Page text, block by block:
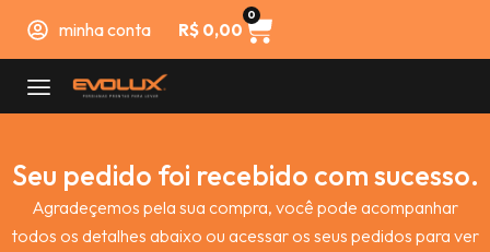
minha conta R$0,00
0
Seu pedido foi recebido com sucesso.
Agradeçemos pela sua compra, você pode acompanhar
todos os detalhes abaixo ou acessar os seus pedidos para ver